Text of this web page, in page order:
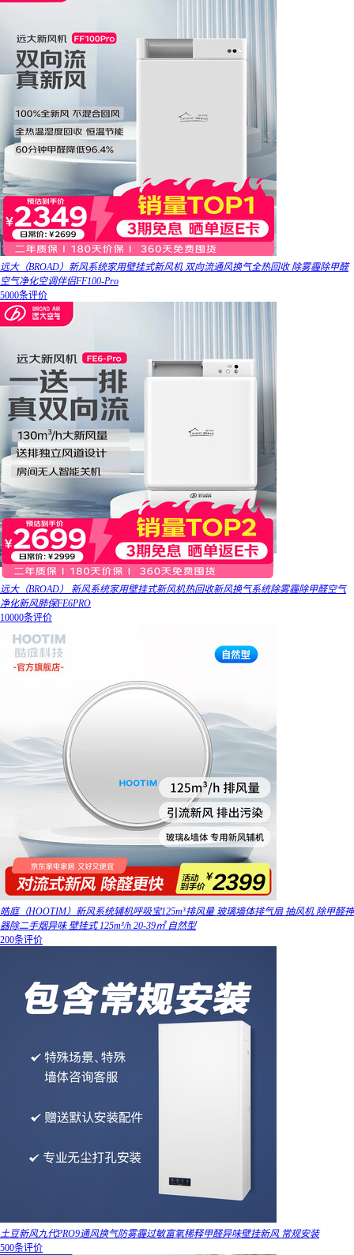
远大（BROAD）新风系统家用壁挂式新风机 双向流通风换气全热回收 除雾霾除甲醛
空气净化空调伴侣FF100-Pro
5000条评价
远大（BROAD） 新风系统家用壁挂式新风机热回收新风换气系统除雾霾除甲醛空气
净化新风肺保FE6PRO
10000条评价
皓庭（HOOTIM）新风系统辅机呼吸宝125m³排风量 玻璃墙体排气扇 抽风机 除甲醛神
器除二手烟异味 壁挂式 125m³/h 20-39㎡ 自然型
200条评价
土豆新风九代PRO9通风换气防雾霾过敏富氧稀释甲醛异味壁挂新风 常规安装
500条评价